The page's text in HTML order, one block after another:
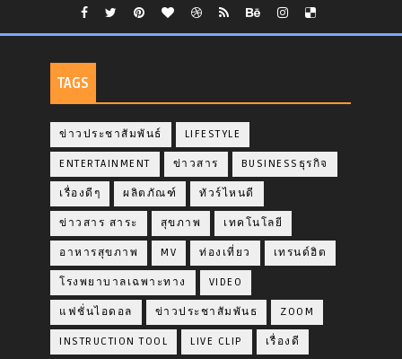
TAGS
ข่าวประชาสัมพันธ์ LIFESTYLE
ENTERTAINMENT ข่าวสาร BUSINESSธุรกิจ
เรื่องดีๆ ผลิตภัณฑ์ ทัวร์ไหนดี
ข่าวสาร สาระ สุขภาพ เทคโนโลยี
อาหารสุขภาพ MV ท่องเที่ยว เทรนด์ฮิต
โรงพยาบาลเฉพาะทาง VIDEO
แฟชั่นไอดอล ข่าวประชาสัมพันธ ZOOM
INSTRUCTION TOOL LIVE CLIP เรื่องดี